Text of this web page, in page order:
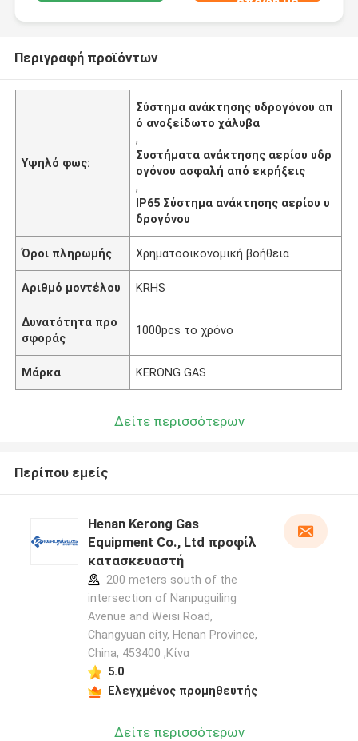
Περιγραφή προϊόντων
Υψηλό φως:
Σύστημα ανάκτησης υδρογόνου απ
ό ανοξείδωτο χάλυβα
,
Συστήματα ανάκτησης αερίου υδρ
ογόνου ασφαλή από εκρήξεις
,
IP65 Σύστημα ανάκτησης αερίου υ
δρογόνου
Όροι πληρωμής Χρηματοοικονομική βοήθεια
Αριθμό μοντέλου KRHS
Δυνατότητα προ
σφοράς
1000pcs το χρόνο
Μάρκα KERONG GAS
Δείτε περισσότερων
Περίπου εμείς
Henan Kerong Gas
Equipment Co., Ltd προφίλ
κατασκευαστή
200 meters south of the
intersection of Nanpuguiling
Avenue and Weisi Road,
Changyuan city, Henan Province,
China, 453400 ,Κίνα
5.0
Ελεγχμένος προμηθευτής
Δείτε περισσότερων